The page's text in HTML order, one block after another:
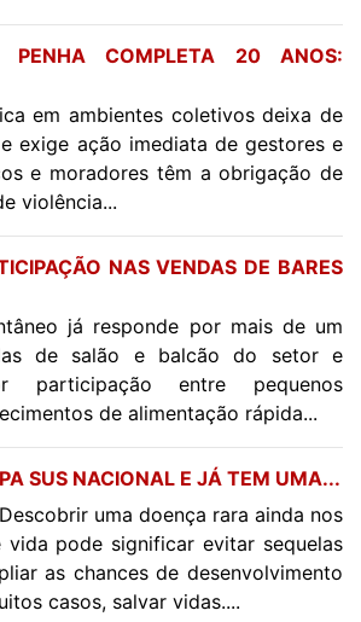
COMPLETA 20 ANOS:
em ambientes coletivos deixa de
exige ação imediata de gestores e
e moradores têm a obrigação de
violência...
NAS VENDAS DE BARES
já responde por mais de um
de salão e balcão do setor e
participação entre pequenos
de alimentação rápida...
SUS NACIONAL E JÁ TEM UMA...
uma doença rara ainda nos
vida pode significar evitar sequelas
as chances de desenvolvimento
casos, salvar vidas....